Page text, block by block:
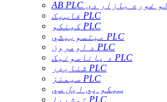
فاټیک PLC
کینکو PLC
میتسوبیشي PLC
د اومرون PLC
د پاناسونیک PLC
شنایډر PLC
سیمنز PLC
ټیکو پي ایل سي
توشیبا PLC